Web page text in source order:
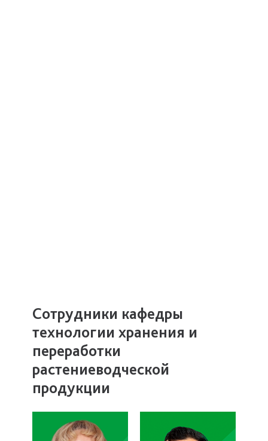
Сотрудники кафедры
технологии хранения и
переработки
растениеводческой
продукции